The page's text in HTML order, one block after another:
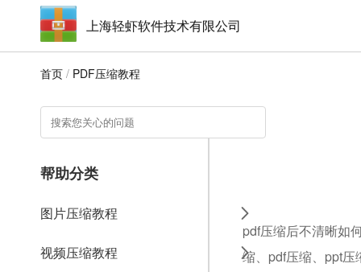
上海轻虾软件技术有限公司
首页 / PDF压缩教程
帮助分类
图片压缩教程
视频压缩教程
pdf压缩后不清晰如
缩、pdf压缩、ppt